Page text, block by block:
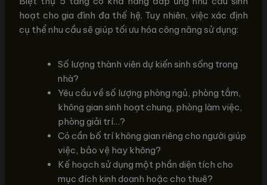
hoạt cho gia đình đa thế hệ. Tuy nhiên, việc xác định
cụ thể nhu cầu sẽ giúp tối ưu hóa công năng sử dụng:
Số lượng thành viên dự kiến sinh sống trong
nhà?
Yêu cầu về số lượng phòng ngủ, phòng tắm,
không gian sinh hoạt chung, phòng làm việc,
phòng giải trí…?
Có cần bố trí không gian riêng cho người giúp
việc, bảo vệ hay không?
Kế hoạch sử dụng một phần diện tích cho
mục đích kinh doanh hoặc cho thuê?